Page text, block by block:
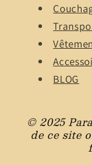
BLOG
© 2025
de ce site